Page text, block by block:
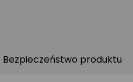
Bezpieczeństwo produktu